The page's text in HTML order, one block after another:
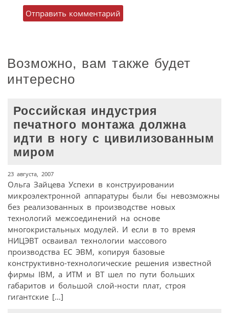
Возможно, вам также будет
интересно
Российская индустрия
печатного монтажа должна
идти в ногу с цивилизованным
миром
23 августа, 2007
Ольга Зайцева Успехи в конструировании
микроэлектронной аппаратуры были бы невозможны
без реализованных в производстве новых
технологий межсоединений на основе
многокристальных модулей. И если в то время
НИЦЭВТ осваивал технологии массового
производства ЕС ЭВМ, копируя базовые
конструктивно-технологические решения известной
фирмы IBM, а ИТМ и ВТ шел по пути больших
габаритов и большой слой-ности плат, строя
гигантские […]